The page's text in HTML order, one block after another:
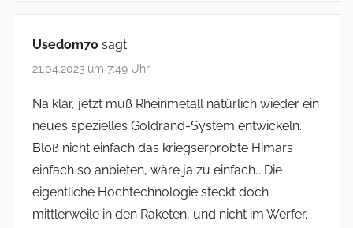
Usedom70 sagt:
21.04.2023 um 7:49 Uhr
Na klar, jetzt muß Rheinmetall natürlich wieder ein
neues spezielles Goldrand-System entwickeln.
Bloß nicht einfach das kriegserprobte Himars
einfach so anbieten, wäre ja zu einfach… Die
eigentliche Hochtechnologie steckt doch
mittlerweile in den Raketen, und nicht im Werfer.